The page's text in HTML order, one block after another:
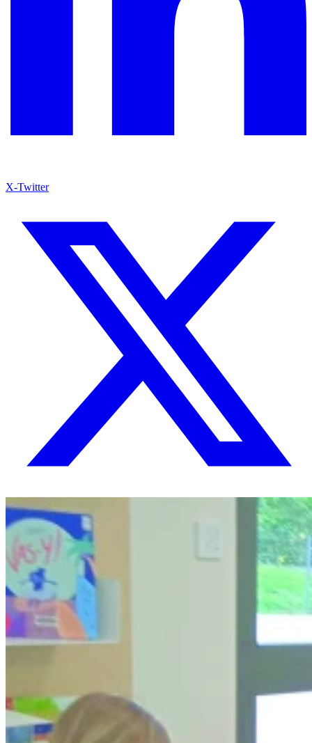
X-Twitter